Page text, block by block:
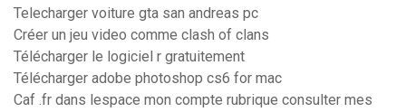
Telecharger voiture gta san andreas pc
Créer un jeu video comme clash of clans
Télécharger le logiciel r gratuitement
Télécharger adobe photoshop cs6 for mac
Caf .fr dans lespace mon compte rubrique consulter mes